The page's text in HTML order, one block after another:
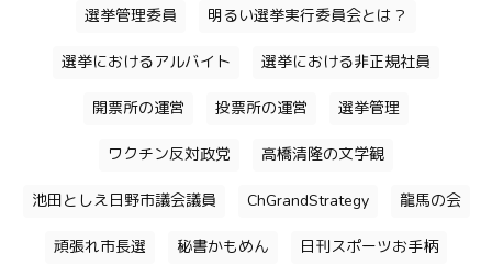
選挙管理委員 明るい選挙実行委員会とは？
選挙におけるアルバイト 選挙における非正規社員
開票所の運営 投票所の運営 選挙管理
ワクチン反対政党 高橋清隆の文学観
池田としえ日野市議会議員 ChGrandStrategy 龍馬の会
頑張れ市長選 秘書かもめん 日刊スポーツお手柄